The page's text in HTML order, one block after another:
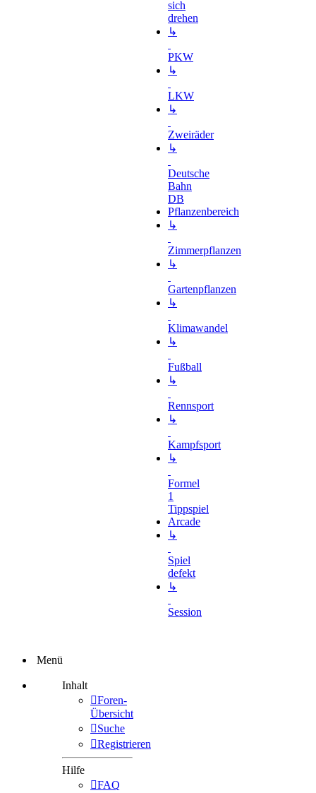
sich
drehen
↳
PKW
↳
LKW
↳
Zweiräder
↳
Deutsche
Bahn
DB
Pflanzenbereich
↳
Zimmerpflanzen
↳
Gartenpflanzen
↳
Klimawandel
↳
Fußball
↳
Rennsport
↳
Kampfsport
↳
Formel
1
Tippspiel
Arcade
↳
Spiel
defekt
↳
Session
Menü
Inhalt
Foren-
Übersicht
Suche
Registrieren
Hilfe
FAQ